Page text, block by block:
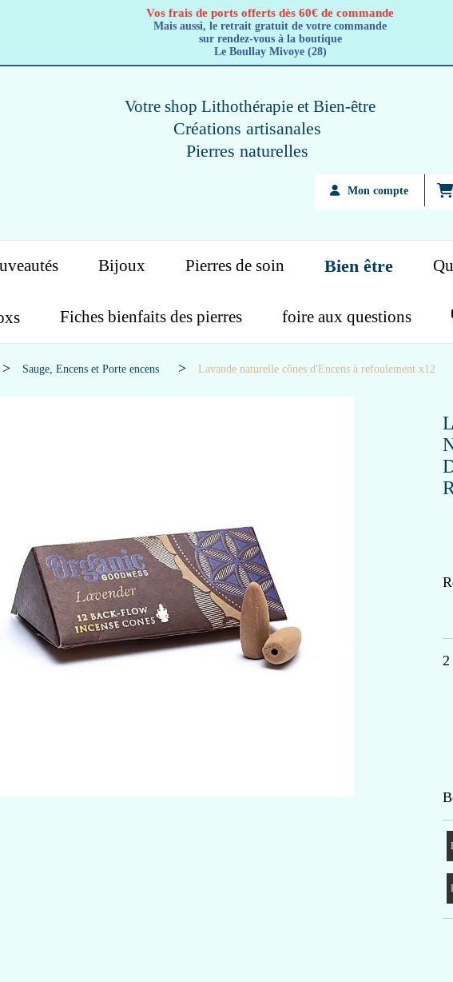
Vos frais de ports offerts dès 60€ de commande
Mais aussi, le retrait gratuit de votre commande
sur rendez-vous à la boutique
Le Boullay Mivoye (28)
Votre shop Lithothérapie et Bien-être
Créations artisanales
Pierres naturelles
Mon compte
Bijoux Pierres de soin Bien être
Fiches bienfaits des pierres foire aux questions
Sauge, Encens et Porte encens Lavande naturelle cônes d'Encens à refoulement x12
2